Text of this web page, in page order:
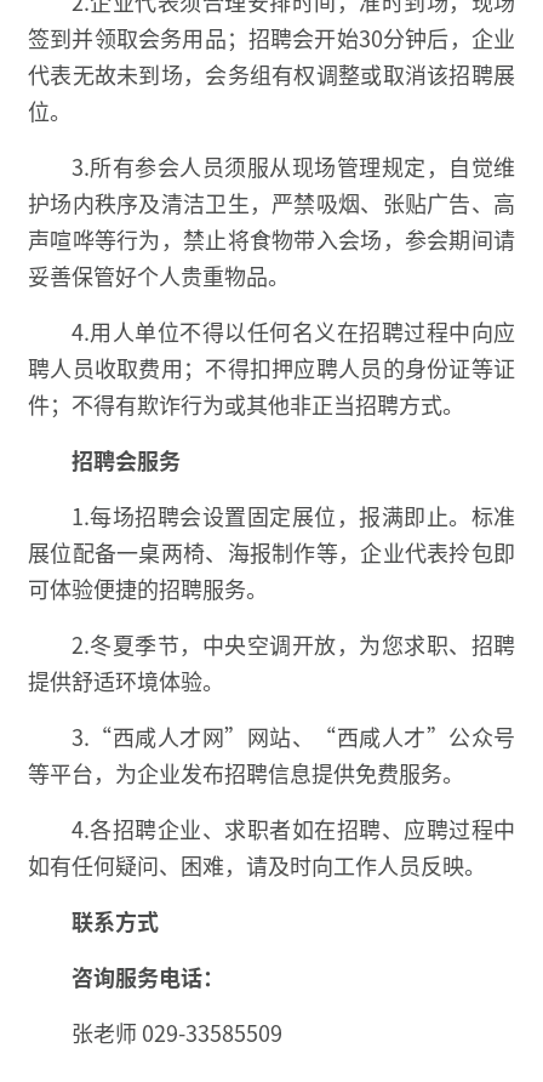
签到并领取会务用品；招聘会开始30分钟后，企业
代表无故未到场，会务组有权调整或取消该招聘展
位。
3.所有参会人员须服从现场管理规定，自觉维
护场内秩序及清洁卫生，严禁吸烟、张贴广告、高
声喧哗等行为，禁止将食物带入会场，参会期间请
妥善保管好个人贵重物品。
4.用人单位不得以任何名义在招聘过程中向应
聘人员收取费用；不得扣押应聘人员的身份证等证
件；不得有欺诈行为或其他非正当招聘方式。
招聘会服务
1.每场招聘会设置固定展位，报满即止。标准
展位配备一桌两椅、海报制作等，企业代表拎包即
可体验便捷的招聘服务。
2.冬夏季节，中央空调开放，为您求职、招聘
提供舒适环境体验。
3.“西咸人才网”网站、“西咸人才”公众号
等平台，为企业发布招聘信息提供免费服务。
4.各招聘企业、求职者如在招聘、应聘过程中
如有任何疑问、困难，请及时向工作人员反映。
联系方式
咨询服务电话：
张老师 029-33585509